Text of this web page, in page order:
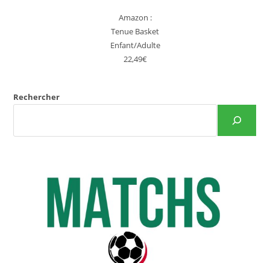
Amazon :
Tenue Basket
Enfant/Adulte
22,49€
Rechercher